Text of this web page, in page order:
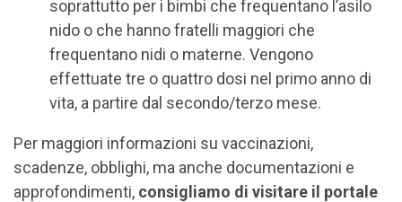
soprattutto per i bimbi che frequentano l’asilo
nido o che hanno fratelli maggiori che
frequentano nidi o materne. Vengono
effettuate tre o quattro dosi nel primo anno di
vita, a partire dal secondo/terzo mese.
Per maggiori informazioni su vaccinazioni,
scadenze, obblighi, ma anche documentazioni e
approfondimenti, consigliamo di visitare il portale